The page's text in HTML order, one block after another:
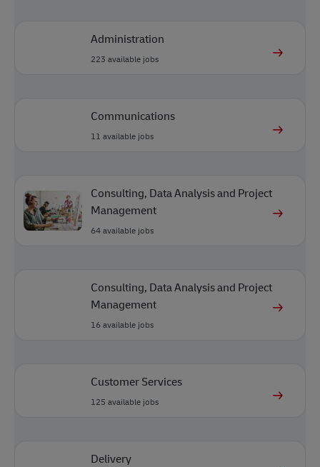
Administration
223 available jobs
Communications
11 available jobs
Consulting, Data Analysis and Project
Management
64available jobs
Consulting, Data Analysis and Project
Management
16available jobs
Customer Services
125 available jobs
Delivery